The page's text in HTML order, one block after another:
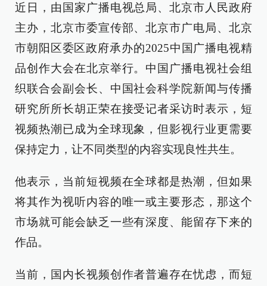
近日，由国家广播电视总局、北京市人民政府
主办，北京市委宣传部、北京市广电局、北京
市朝阳区委区政府承办的2025中国广播电视精
品创作大会在北京举行。中国广播电视社会组
织联合会副会长、中国社会科学院新闻与传播
研究所所长胡正荣在接受记者采访时表示，短
视频热潮已成为全球现象，但影视行业更需要
保持定力，让不同类型的内容实现良性共生。
他表示，当前短视频在全球都是热潮，但如果
将其作为视听内容的唯一或主要形态，那这个
市场就可能会缺乏一些有深度、能留存下来的
作品。
当前，国内长视频创作者普遍存在忧虑，而短